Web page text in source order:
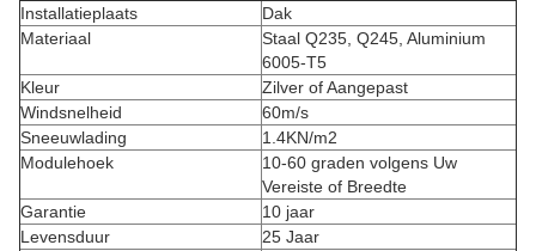
Installatieplaats
Dak
Materiaal
Staal Q235 , Q245 , Aluminium
6005-T5
Kleur
Zilver of Aangepast
Windsnelheid
60m/s
Sneeuwlading
1.4KN/m2
Modulehoek
10-60 graden volgens Uw
Vereiste of Breedte
Garantie
10 jaar
Levensduur
25 Jaar